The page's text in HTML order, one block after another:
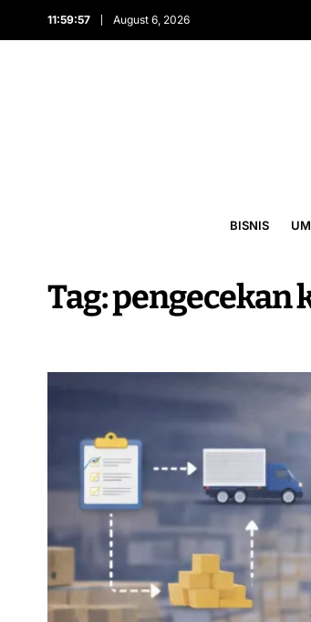
11:59:57 August 6, 2026
BISNIS
Tag:pengecekan